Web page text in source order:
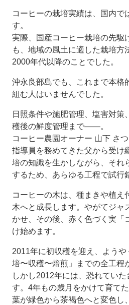
コーヒーの栽培実績は、国内で
す。
実際、国産コーヒー栽培の先駆
も、地域の風土に適した栽培方
2000年代以降のことでした。
沖永良部島でも、これまで本格
組む人はいませんでした。
日照条件や施肥管理、塩害対策
穫後の鮮度管理まで――。
コーヒー農園オーナー 山下 さ
指導員を務めてきた父から受け
培の知識を生かしながら、それ
するため、あらゆる工程で試行
コーヒーの木は、種まきや植え
木へと成長します。やがてジャ
かせ、その後、赤く色づく実「
け始めます。
2011年に初収穫を迎え、よう
培〜収穫〜焙煎」までの全工程
しかし2012年には、恐れてい
す。4年もの歳月をかけて育て
葉が緑色から茶褐色へと変色し